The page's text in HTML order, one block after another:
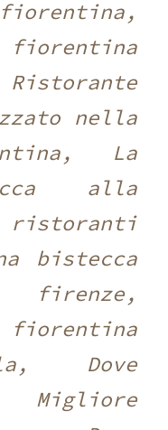
nella
La
alla
bistecca
Dove
Migliore